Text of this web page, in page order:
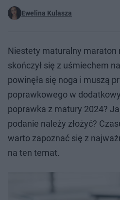
Ewelina Kulasza
Niestety maturalny maraton
skończył się z uśmiechem
powinęła się noga i muszą
poprawkowego w
poprawka z matury 2024?
podanie należy złożyć?
warto zapoznać się z
na ten temat.